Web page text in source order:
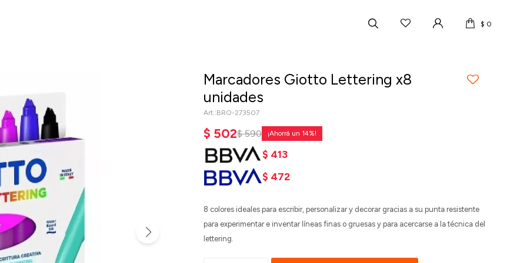
$ 0
Marcadores Giotto Lettering x8
unidades
BRO-273507
$ 502$ 590 14
$ 413
$ 472
8 colores ideales para escribir, personalizar y decorar gracias a su punta resistente
para experimentar e inventar líneas finas o gruesas y para acercarse a la técnica del
lettering.